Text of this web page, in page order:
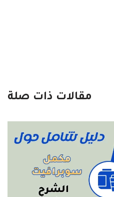
مقالات ذات صلة